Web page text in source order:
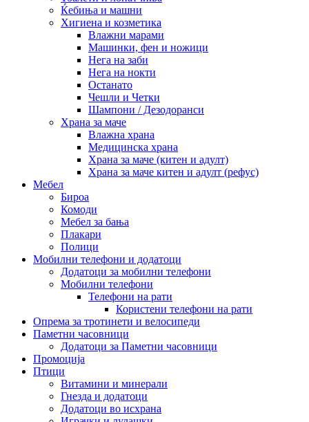
Ќебиња и машни
Хигиена и козметика
Влажни марами
Машинки, фен и ножици
Нега на заби
Нега на нокти
Останато
Чешли и Четки
Шампони / Дезодоранси
Храна за маче
Влажна храна
Медицинска храна
Храна за маче (китен и адулт)
Храна за маче китен и адулт (рефус)
Мебел
Бироа
Комоди
Мебел за бања
Плакари
Полици
Мобилни телефони и додатоци
Додатоци за мобилни телефони
Мобилни телефони
Телефони на рати
Користени телефони на рати
Опрема за тротинети и велосипеди
Паметни часовници
Додатоци за Паметни часовници
Промоција
Птици
Витамини и минерали
Гнезда и додатоци
Додатоци во исхрана